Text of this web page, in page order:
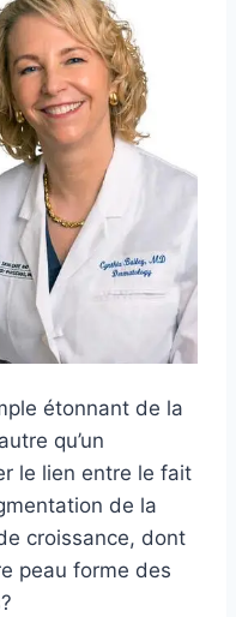
étonnant de la
qu’un
le lien entre le fait
de la
croissance, dont
peau forme des